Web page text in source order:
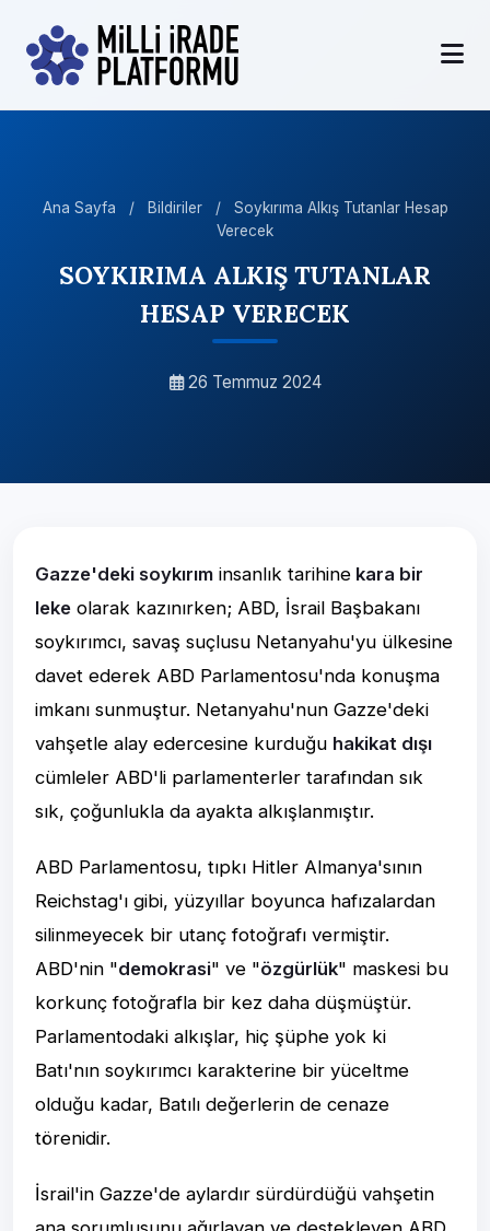
Ana Sayfa / Bildiriler /
Soykırıma Alkış Tutanlar Hesap
Verecek
SOYKIRIMA ALKIŞ TUTANLAR
HESAP VERECEK
26 Temmuz 2024
Gazze'deki soykırım insanlık tarihine kara bir
leke olarak kazınırken; ABD, İsrail Başbakanı
soykırımcı, savaş suçlusu Netanyahu'yu ülkesine
davet ederek ABD Parlamentosu'nda konuşma
imkanı sunmuştur. Netanyahu'nun Gazze'deki
vahşetle alay edercesine kurduğu hakikat dışı
cümleler ABD'li parlamenterler tarafından sık
sık, çoğunlukla da ayakta alkışlanmıştır.
ABD Parlamentosu, tıpkı Hitler Almanya'sının
Reichstag'ı gibi, yüzyıllar boyunca hafızalardan
silinmeyecek bir utanç fotoğrafı vermiştir.
ABD'nin "demokrasi" ve "özgürlük" maskesi bu
korkunç fotoğrafla bir kez daha düşmüştür.
Parlamentodaki alkışlar, hiç şüphe yok ki
Batı'nın soykırımcı karakterine bir yüceltme
olduğu kadar, Batılı değerlerin de cenaze
törenidir.
İsrail'in Gazze'de aylardır sürdürdüğü vahşetin